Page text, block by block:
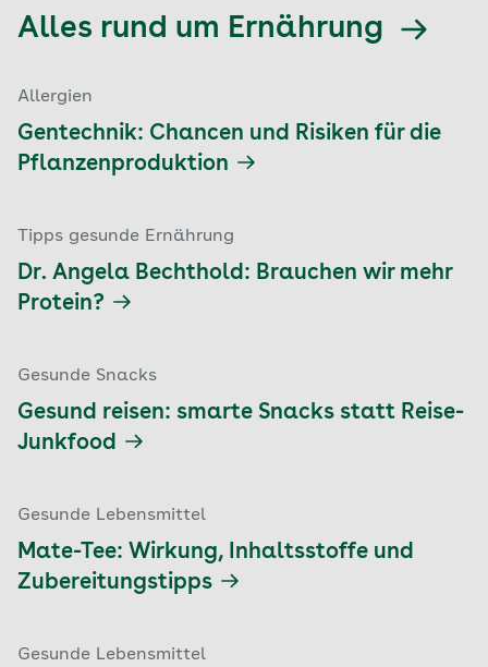
Alles rund um Ernährung
Allergien
Gentechnik: Chancen und Risiken für die
Pflanzenproduktion
Tipps gesunde Ernährung
Dr. Angela Bechthold: Brauchen wir mehr
Protein?
Gesunde Snacks
Gesund reisen: smarte Snacks statt Reise-
Junkfood
Gesunde Lebensmittel
Mate-Tee: Wirkung, Inhaltsstoffe und
Zubereitungstipps
Gesunde Lebensmittel